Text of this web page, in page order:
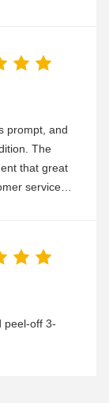
prompt, and
The
that great
service
peel-off 3-